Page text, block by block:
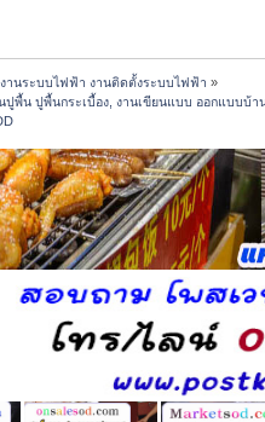
านระบบไฟฟ้า งานติดตั้งระบบไฟฟ้า »
พื้น ปูพื้นกระเบื้อง, งานเขียนแบบ ออกแบบ